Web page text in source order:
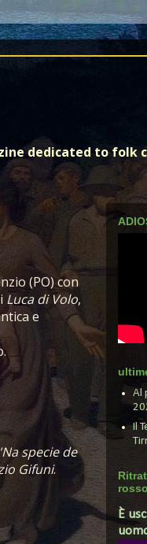
dedicated to folk
(PO) con
Luca di Volo,
e
'Na specie de
Gifuni.
Al
Il
rosso
È